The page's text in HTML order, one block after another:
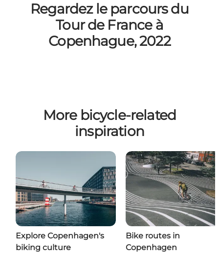
Regardez le parcours du
Tour de France à
Copenhague, 2022
More bicycle-related
inspiration
Explore Copenhagen's
biking culture
Bike routes in
Copenhagen